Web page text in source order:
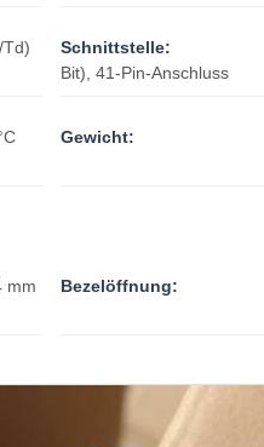
Td) Schnittstelle:
Bit), 41-Pin-Anschluss
Gewicht:
mm Bezelöffnung: